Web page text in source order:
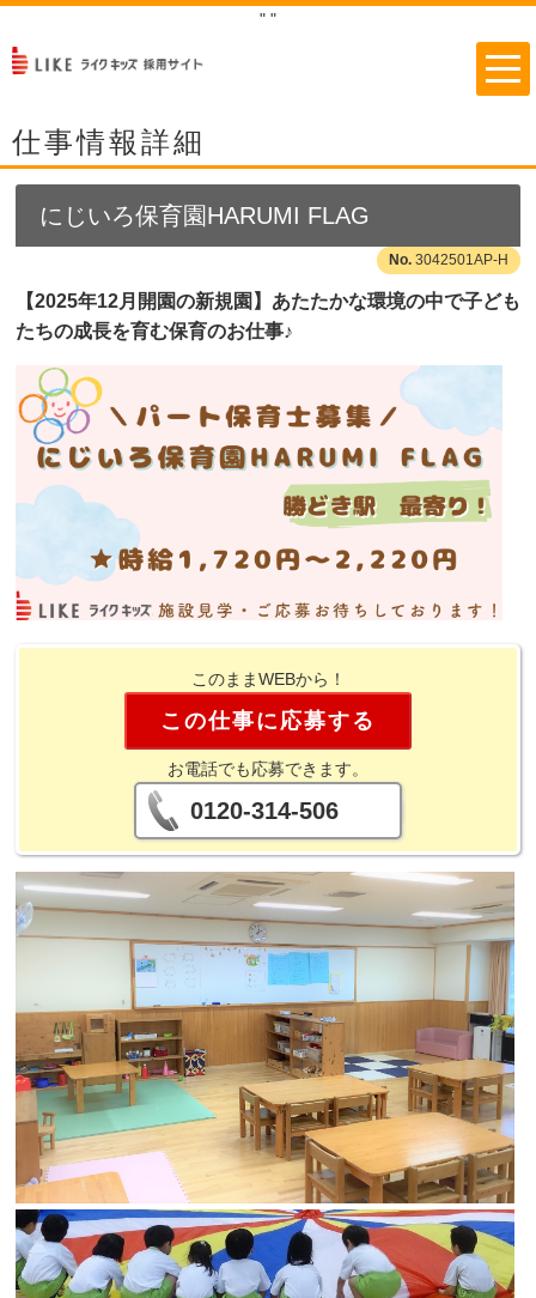
" "
仕事情報詳細
にじいろ保育園HARUMI FLAG
3042501AP-H
【2025年12月開園の新規園】あたたかな環境の中で子ども
たちの成長を育む保育のお仕事♪
このままWEBから！
この仕事に応募する
お電話でも応募できます。
0120-314-506